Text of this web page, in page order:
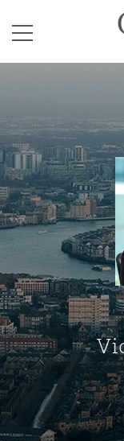
空
业与咨询
议解决
源、海洋与贸易
险和再保险
候变化
Code
& Co
议融资
Eco Audit
罗
普敦
累斯萨拉姆
翰内斯堡
罗比 – 联营办公室
谷
京
里斯班
庆
港
拉加斯
西哥城
约热内卢
地亚哥 – 联营办公
保罗
布扎比
罗
哈
拜
达
特兰大
士顿
尔加里
加哥
拉斯
伯丁
尔法斯特
明翰
里斯托尔
里
目录
其礼律所事务所